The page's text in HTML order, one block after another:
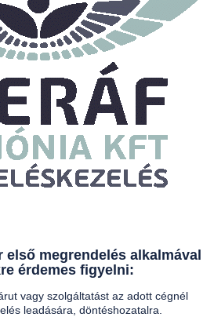
megrendelés alkalmával
érdemes figyelni:
vagy szolgáltatást az adott cégnél
leadására, döntéshozatalra.